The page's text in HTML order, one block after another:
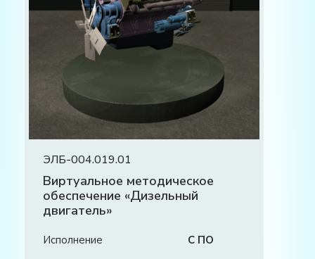
ЭЛБ-004.019.01
Виртуальное методическое
обеспечение «Дизельный
двигатель»
Исполнение С ПО